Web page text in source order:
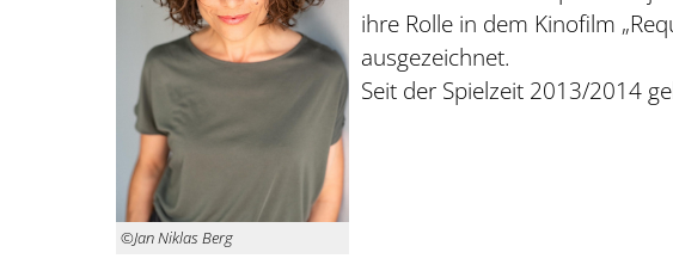
©Jan Niklas Berg
ihre Rolle in dem Kinofilm
ausgezeichnet.
Seit der Spielzeit 2013/2014